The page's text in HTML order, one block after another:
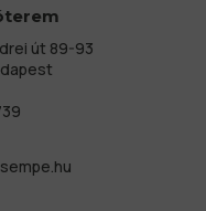
út 89-93